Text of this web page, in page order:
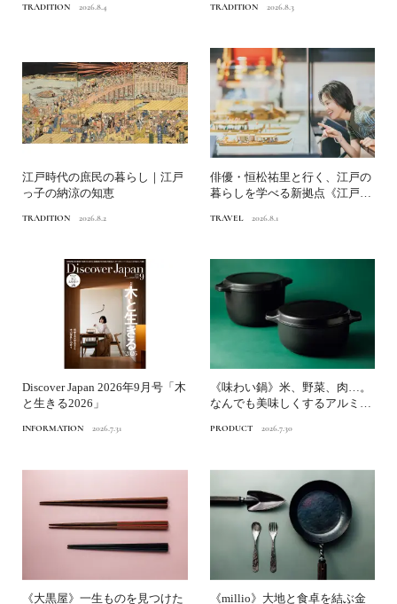
TRADITION 2026.8.4 TRADITION 2026.8.3
江戸時代の庶民の暮らし｜江戸
っ子の納涼の知恵
TRADITION 2026.8.2
俳優・恒松祐里と行く、江戸の
暮らしを学べる新拠点《江戸東
TRAVEL 2026.8.1
Discover Japan 2026年9月号「木
と生きる2026」
INFORMATION 2026.7.31
《味わい鍋》米、野菜、肉…。
なんでも美味しくするアルミ鋳
PRODUCT 2026.7.30
《大黒屋》一生ものを見つけた 《millio》大地と食卓を結ぶ金